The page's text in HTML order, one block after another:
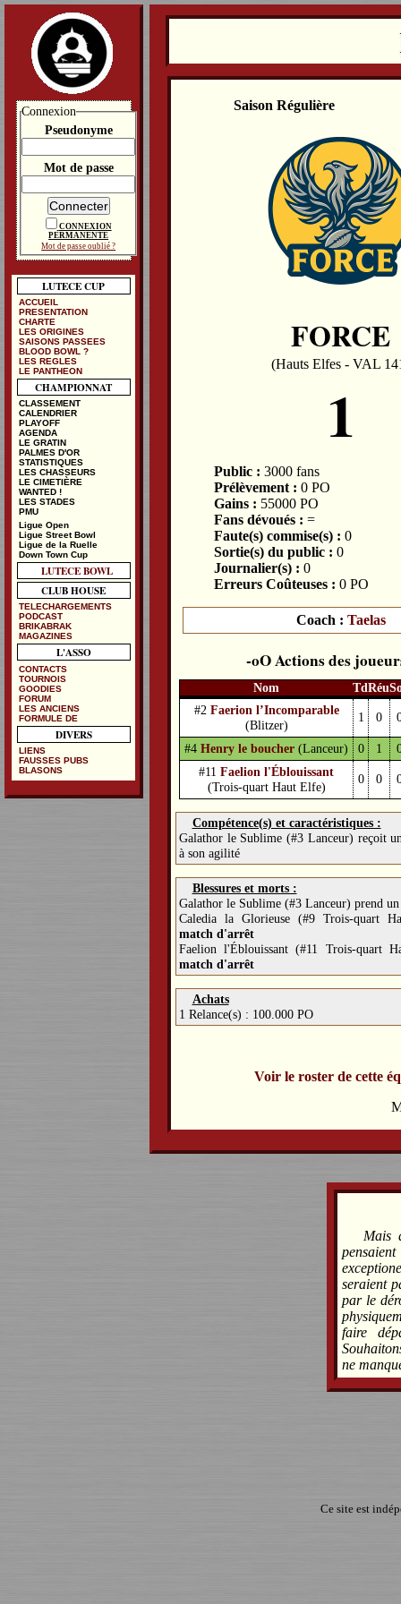
Saison Régulière
FORCE
(Hauts Elfes - VAL
1
Public : 3000 fans
Prélèvement : 0 PO
Gains : 55000 PO
Fans dévoués : =
Faute(s) commise(s) : 0
Sortie(s) du public : 0
Journalier(s) : 0
Erreurs Coûteuses : 0 PO
Coach : Taelas
Actions des
Nom TdRéu
#2 Faerion l’Incomparable
(Blitzer)
1 0
#4Henry le boucher (Lanceur) 0 1
#11Faelion l'Éblouissant
(Trois-quart Haut Elfe)
0 0
Compétence(s) et caractéristiques :
Galathor le Sublime (#3 Lanceur) reçoit
à son agilité
Blessures et morts :
Galathor le Sublime (#3 Lanceur) prend
Caledia la Glorieuse (#9 Trois-quart
match d'arrêt
Faelion l'Éblouissant (#11 Trois-quart
match d'arrêt
Achats
1 Relance(s) : 100.000 PO
Voir le roster de cette
Mais
seraient
par le
faire
ne
Ce site est
Connexion
Pseudonyme
Mot de passe
CONNEXION
PERMANENTE
Mot de passe oublié ?
LUTECE CUP
ACCUEIL
PRESENTATION
CHARTE
LES ORIGINES
SAISONS PASSEES
BLOOD BOWL ?
LES REGLES
LE PANTHEON
CHAMPIONNAT
CLASSEMENT
CALENDRIER
PLAYOFF
AGENDA
LE GRATIN
PALMES D'OR
STATISTIQUES
LES CHASSEURS
LE CIMETIÈRE
WANTED !
LES STADES
PMU
Ligue Open
Ligue Street Bowl
Ligue de la Ruelle
Down Town Cup
LUTECE BOWL
CLUB HOUSE
TELECHARGEMENTS
PODCAST
BRIKABRAK
MAGAZINES
L'ASSO
CONTACTS
TOURNOIS
GOODIES
FORUM
LES ANCIENS
FORMULE DE
DIVERS
LIENS
FAUSSES PUBS
BLASONS